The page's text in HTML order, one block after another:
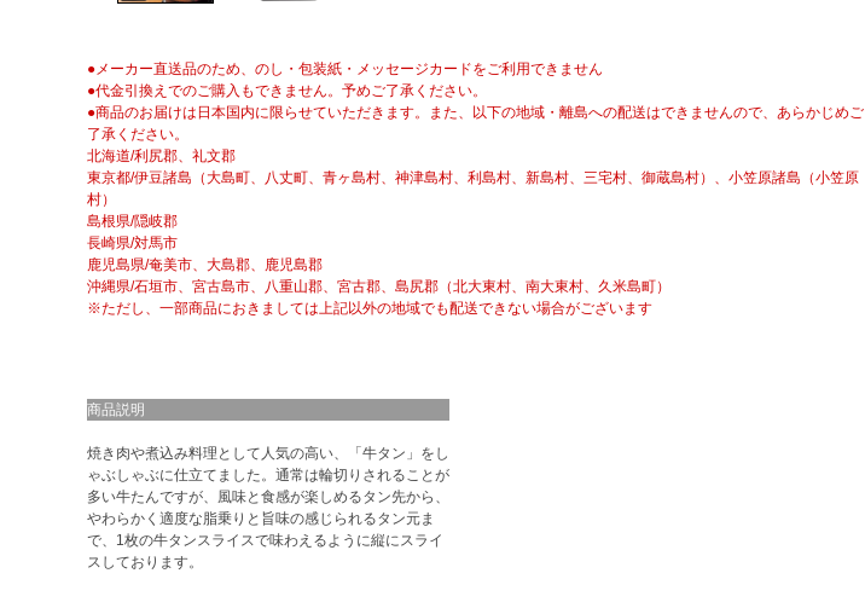
●メーカー直送品のため、のし・包装紙・メッセージカードをご利用できません
●代金引換えでのご購入もできません。予めご了承ください。
●商品のお届けは日本国内に限らせていただきます。また、以下の地域・離島への配送はできませんので、あらかじめご
了承ください。
北海道/利尻郡、礼文郡
東京都/伊豆諸島（大島町、八丈町、青ヶ島村、神津島村、利島村、新島村、三宅村、御蔵島村）、小笠原諸島（小笠原
村）
島根県/隠岐郡
長崎県/対馬市
鹿児島県/奄美市、大島郡、鹿児島郡
沖縄県/石垣市、宮古島市、八重山郡、宮古郡、島尻郡（北大東村、南大東村、久米島町）
※ただし、一部商品におきましては上記以外の地域でも配送できない場合がございます
商品説明
焼き肉や煮込み料理として人気の高い、「牛タン」をし
ゃぶしゃぶに仕立てました。通常は輪切りされることが
多い牛たんですが、風味と食感が楽しめるタン先から、
やわらかく適度な脂乗りと旨味の感じられるタン元ま
で、1枚の牛タンスライスで味わえるように縦にスライ
スしております。